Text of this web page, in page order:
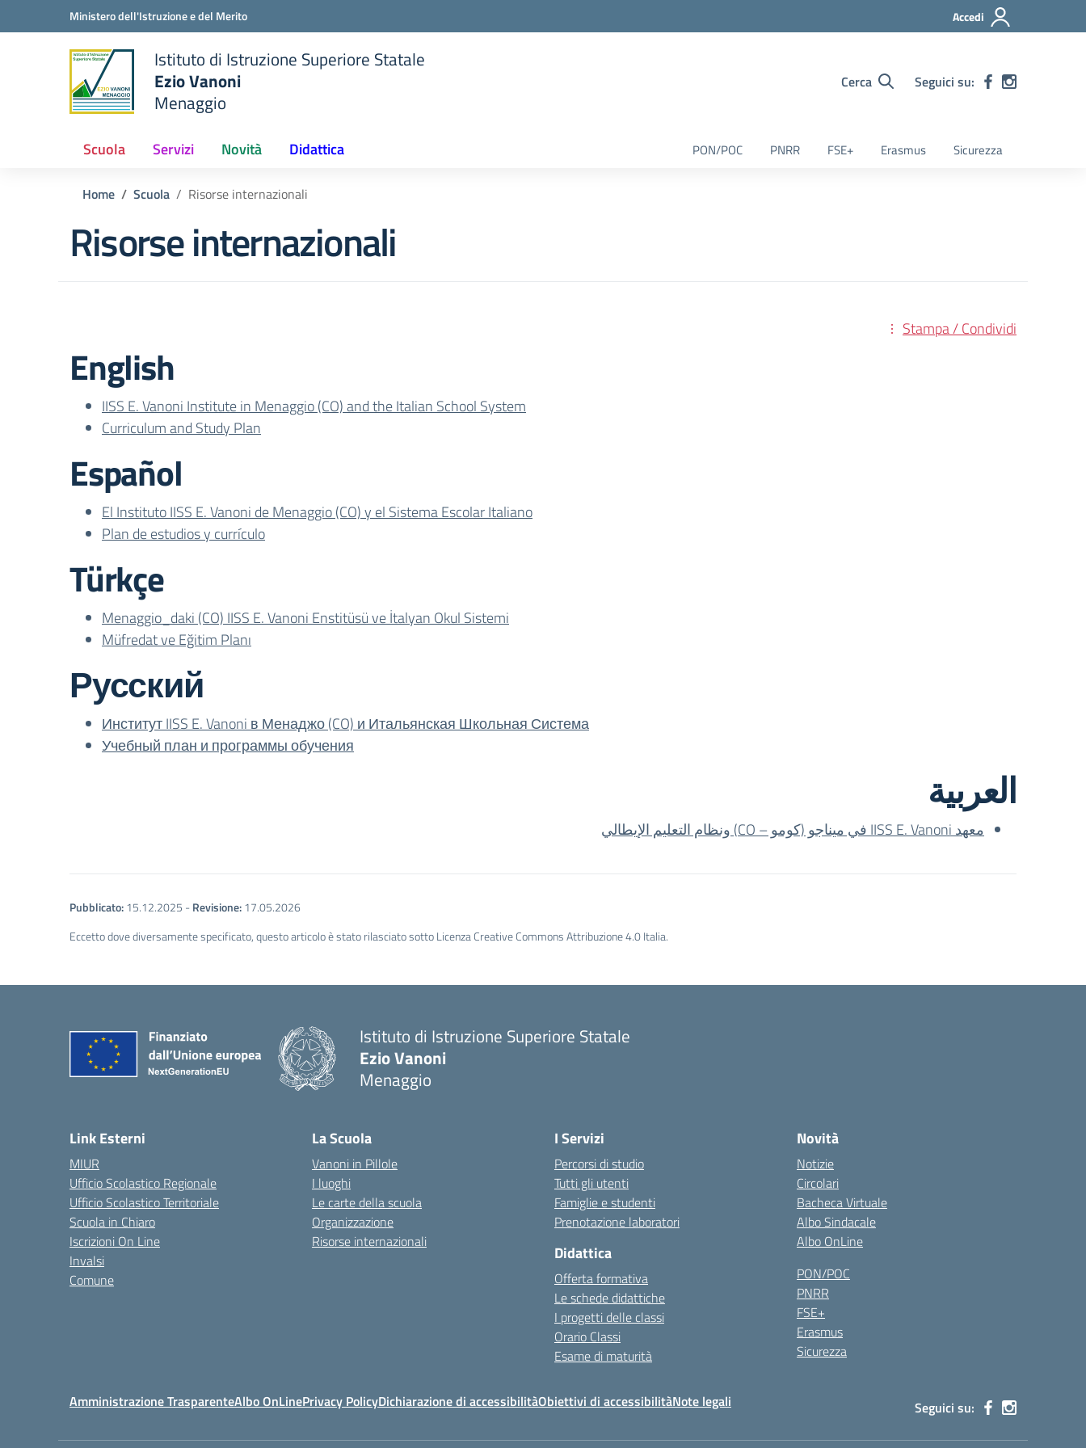
Vai ai contenuti
Vai al menu di navigazioneMinistero dell'Istruzione e del Merito Accedi
scuola
Istituto di Istruzione Superiore Statale
Ezio Vanoni
Menaggio
Cerca Seguici su:
Scuola Servizi Novità Didattica PON/POC PNRR FSE+ Erasmus Sicurezza
Home Scuola Risorse internazionali
Risorse internazionali
Stampa / Condividi
English
IISS E. Vanoni Institute in Menaggio (CO) and the Italian School System
Curriculum and Study Plan
Español
El Instituto IISS E. Vanoni de Menaggio (CO) y el Sistema Escolar Italiano
Plan de estudios y currículo
Türkçe
Menaggio_daki (CO) IISS E. Vanoni Enstitüsü ve İtalyan Okul Sistemi
Müfredat ve Eğitim Planı
Русский
Институт IISS E. Vanoni в Менаджо (CO) и Итальянская Школьная Система
Учебный план и программы обучения
العربية
معهد IISS E. Vanoni في ميناجو (كومو – CO) ونظام التعليم الإيطالي
Pubblicato:15.12.2025 -Revisione:17.05.2026
Eccetto dove diversamente specificato, questo articolo è stato rilasciato sotto Licenza Creative Commons Attribuzione 4.0 Italia.
Istituto di Istruzione Superiore Statale
Ezio Vanoni
Menaggio
Link Esterni
MIUR
Ufficio Scolastico Regionale
Ufficio Scolastico Territoriale
Scuola in Chiaro
Iscrizioni On Line
Invalsi
Comune
La Scuola
Vanoni in Pillole
I luoghi
Le carte della scuola
Organizzazione
Risorse internazionali
I Servizi
Percorsi di studio
Tutti gli utenti
Famiglie e studenti
Prenotazione laboratori
Didattica
Offerta formativa
Le schede didattiche
I progetti delle classi
Orario Classi
Esame di maturità
Novità
Notizie
Circolari
Bacheca Virtuale
Albo Sindacale
Albo OnLine
PON/POC
PNRR
FSE+
Erasmus
Sicurezza
Amministrazione TrasparenteAlbo OnLinePrivacy PolicyDichiarazione di accessibilitàObiettivi di accessibilitàNote legali Seguici su: